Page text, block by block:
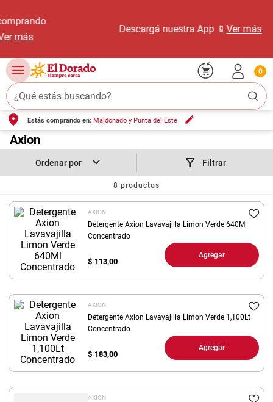
Descargá nuestra App 📱Ver más
¿Qué estás buscando?
0
Estás comprando en: Maldonado y Punta del Este
Axion
Filtrar
8 productos
AXION
Detergente Axion Lavavajilla Limon Verde 640Ml
Concentrado
$ 113,00
Agregar
AXION
Detergente Axion Lavavajilla Limon Verde 1,100Lt
Concentrado
$ 183,00
Agregar
AXION
TÉRMINOS MÁS BUSCADOS
leche
4. queso
5. bondiola
. yerba
. pollo